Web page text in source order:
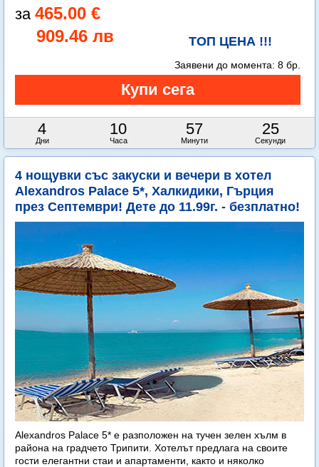
465.00 €
909.46 лв
ТОП ЦЕНА !!!
4
Дни
10
Часа
57
Минути
23
Секунди
Заявени до момента: 8 бр.
4 нощувки със закуски и вечери в хотел
Alexandros Palace 5*, Халкидики, Гърция
през Септември! Дете до 11.99г. - безплатно!
Alexandros Palace 5* e разположен на тучен зелен хълм в
района на градчето Трипити. Хотелът предлага на своите
гости елегантни стаи и апартаменти, както и няколко